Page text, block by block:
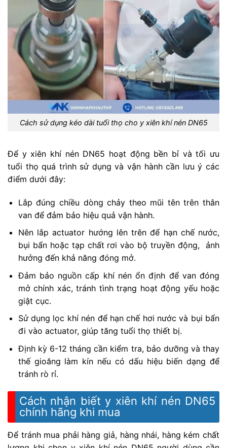
Cách sử dụng kéo dài tuổi thọ cho y xiên khí nén DN65
Để y xiên khí nén DN65 hoạt động bền bỉ và tối ưu
tuổi thọ quá trình sử dụng và vận hành cần lưu ý các
điểm dưới đây:
Lắp đúng chiều dòng chảy theo mũi tên trên thân
van để đảm bảo hiệu quả vận hành.
Nên lắp actuator hướng lên trên để hạn chế nước,
bụi bẩn hoặc tạp chất rơi vào bộ truyền động, ảnh
hưởng đến khả năng đóng mở.
Đảm bảo nguồn cấp khí nén ổn định để van đóng
mở chính xác, tránh tình trạng hoạt động yếu hoặc
giật cục.
Sử dụng lọc khí nén để hạn chế hơi nước và bụi bẩn
đi vào actuator, giúp tăng tuổi thọ thiết bị.
Định kỳ 6-12 tháng cần kiểm tra, bảo dưỡng và thay
thế gioăng làm kín nếu có dấu hiệu biến dạng để
tránh rò rỉ.
Cách nhận biết y xiên khí nén DN65
chính hãng khi mua
Để tránh mua phải hàng giả, hàng nhái, hàng kém chất